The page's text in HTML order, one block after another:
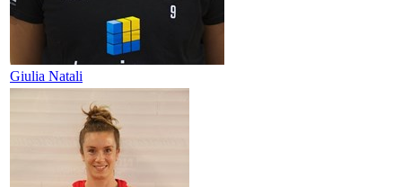
Giulia Natali